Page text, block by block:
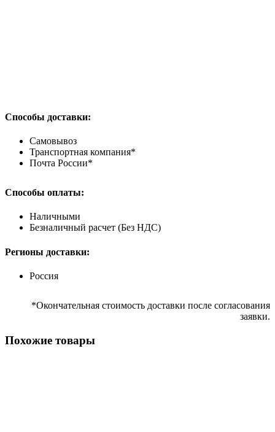
Способы доставки:
Самовывоз
Транспортная компания*
Почта России*
Способы оплаты:
Наличными
Безналичный расчет (Без НДС)
Регионы доставки:
Россия
*Окончательная стоимость доставки после согласования
заявки.
Похожие товары